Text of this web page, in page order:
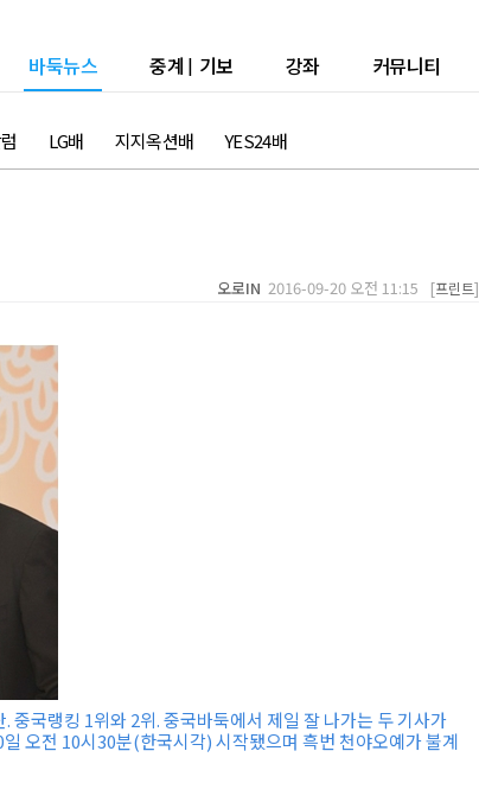
바둑뉴스 중계 | 기보 강좌 커뮤니티
LG배 지지옥션배 YES24배
오로IN 2016-09-20 오전 11:15 [프린트]
국랭킹 1위와 2위. 중국바둑에서 제일 잘 나가는 두 기사가
오전 10시30분(한국시각) 시작됐으며 흑번 천야오예가 불계